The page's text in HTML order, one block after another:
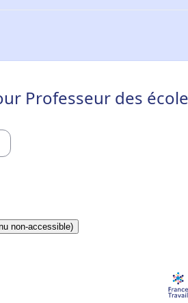
Professeur des
non-accessible)